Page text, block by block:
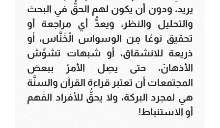
يريد، ودون أن يكون لهم الحقُّ في البحث
والتحليل والنظر، ويعدُّ أي مراجعة أو
تحقيق نوعًا مِن الوسواس الْخَنَّاس، أو
ذريعة للانشقاق، أو شبهات تشوِّش
الأذهانَ، حتى يصِل الأمرُ ببعض
المجتمعات أن تعتبر قراءة القرآن والسنَّة
هي لمجرد البركة، ولا يحقُّ للأفراد الفَهم
أو الاستنباط!